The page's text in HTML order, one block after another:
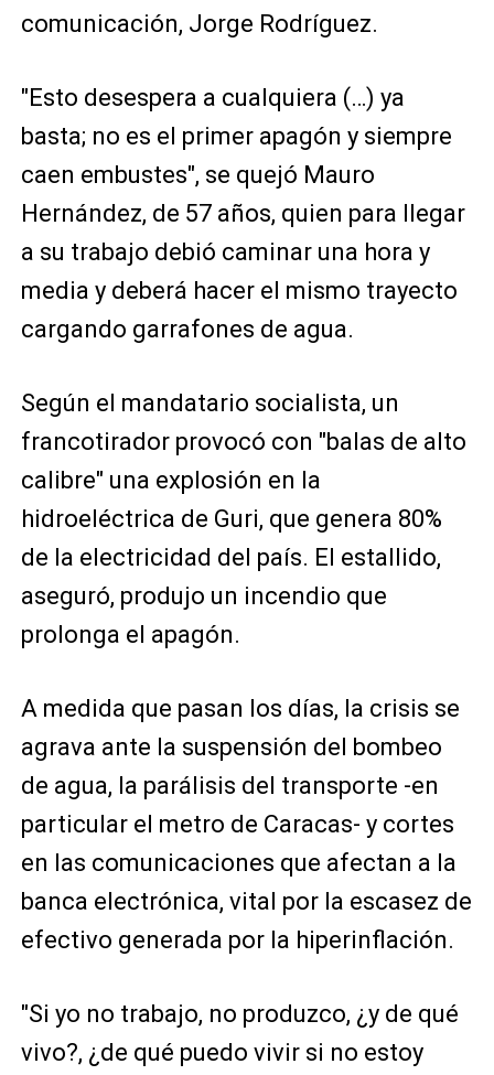
comunicación, Jorge Rodríguez.
"Esto desespera a cualquiera (…) ya
basta; no es el primer apagón y siempre
caen embustes", se quejó Mauro
Hernández, de 57 años, quien para llegar
a su trabajo debió caminar una hora y
media y deberá hacer el mismo trayecto
cargando garrafones de agua.
Según el mandatario socialista, un
francotirador provocó con "balas de alto
calibre" una explosión en la
hidroeléctrica de Guri, que genera 80%
de la electricidad del país. El estallido,
aseguró, produjo un incendio que
prolonga el apagón.
A medida que pasan los días, la crisis se
agrava ante la suspensión del bombeo
de agua, la parálisis del transporte -en
particular el metro de Caracas- y cortes
en las comunicaciones que afectan a la
banca electrónica, vital por la escasez de
efectivo generada por la hiperinflación.
"Si yo no trabajo, no produzco, ¿y de qué
vivo?, ¿de qué puedo vivir si no estoy